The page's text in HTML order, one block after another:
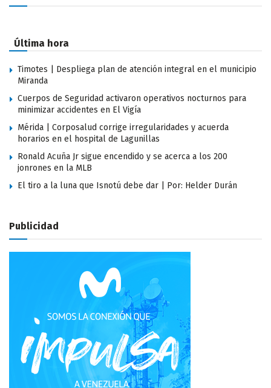
Última hora
Timotes | Despliega plan de atención integral en el municipio
Miranda
Cuerpos de Seguridad activaron operativos nocturnos para
minimizar accidentes en El Vigía
Mérida | Corposalud corrige irregularidades y acuerda
horarios en el hospital de Lagunillas
Ronald Acuña Jr sigue encendido y se acerca a los 200
jonrones en la MLB
El tiro a la luna que Isnotú debe dar | Por: Helder Durán
Publicidad